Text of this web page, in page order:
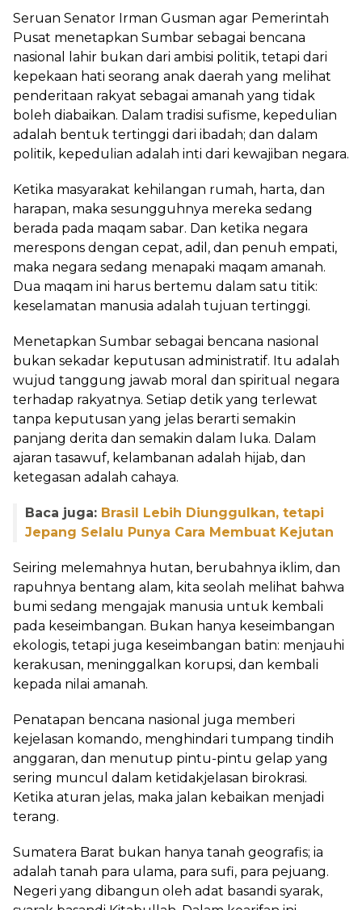
Seruan Senator Irman Gusman agar Pemerintah
Pusat menetapkan Sumbar sebagai bencana
nasional lahir bukan dari ambisi politik, tetapi dari
kepekaan hati seorang anak daerah yang melihat
penderitaan rakyat sebagai amanah yang tidak
boleh diabaikan. Dalam tradisi sufisme, kepedulian
adalah bentuk tertinggi dari ibadah; dan dalam
politik, kepedulian adalah inti dari kewajiban negara.
Ketika masyarakat kehilangan rumah, harta, dan
harapan, maka sesungguhnya mereka sedang
berada pada maqam sabar. Dan ketika negara
merespons dengan cepat, adil, dan penuh empati,
maka negara sedang menapaki maqam amanah.
Dua maqam ini harus bertemu dalam satu titik:
keselamatan manusia adalah tujuan tertinggi.
Menetapkan Sumbar sebagai bencana nasional
bukan sekadar keputusan administratif. Itu adalah
wujud tanggung jawab moral dan spiritual negara
terhadap rakyatnya. Setiap detik yang terlewat
tanpa keputusan yang jelas berarti semakin
panjang derita dan semakin dalam luka. Dalam
ajaran tasawuf, kelambanan adalah hijab, dan
ketegasan adalah cahaya.
Baca juga: Brasil Lebih Diunggulkan, tetapi
Jepang Selalu Punya Cara Membuat Kejutan
Seiring melemahnya hutan, berubahnya iklim, dan
rapuhnya bentang alam, kita seolah melihat bahwa
bumi sedang mengajak manusia untuk kembali
pada keseimbangan. Bukan hanya keseimbangan
ekologis, tetapi juga keseimbangan batin: menjauhi
kerakusan, meninggalkan korupsi, dan kembali
kepada nilai amanah.
Penatapan bencana nasional juga memberi
kejelasan komando, menghindari tumpang tindih
anggaran, dan menutup pintu-pintu gelap yang
sering muncul dalam ketidakjelasan birokrasi.
Ketika aturan jelas, maka jalan kebaikan menjadi
terang.
Sumatera Barat bukan hanya tanah geografis; ia
adalah tanah para ulama, para sufi, para pejuang.
Negeri yang dibangun oleh adat basandi syarak,